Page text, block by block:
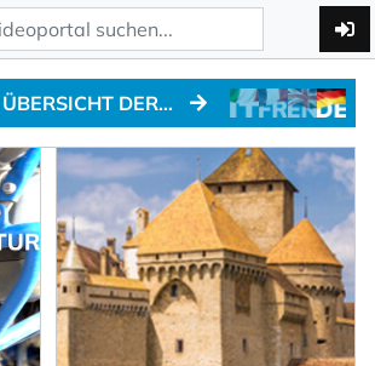
ZURÜCK ZUR ÜBERSICHT DER ALPENPÄSSE